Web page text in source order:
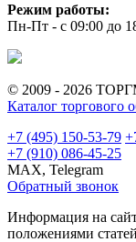
Режим работы:
Пн-Пт - с 09:00 до
© 2009 - 2026
Каталог торгового
+7 (495) 150-53-79
+7 (910) 086-45-25
MAX, Telegram
Обратный звонок
Информация на
положениями